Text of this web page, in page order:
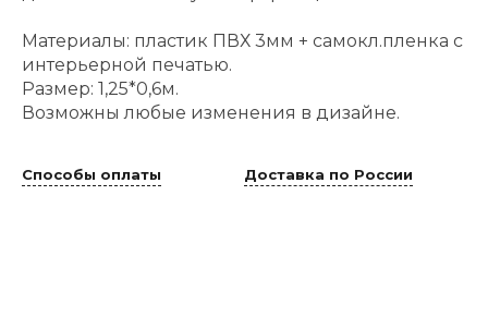
Материалы: пластик ПВХ 3мм + самокл.пленка с
интерьерной печатью.
Размер: 1,25*0,6м.
Возможны любые изменения в дизайне.
Способы оплаты Доставка по России